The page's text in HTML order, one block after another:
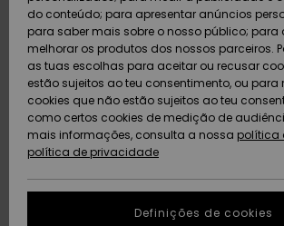
Snow
Artigos
recém-
chegados
Coleções
Neve
Artigos
recém-
chegados
Highlights
Snow
Community
Highlights
Community
DUPLA
PROMO
AJUDA
presente
Quiksilver
Freedom
Protecção de
dados
Guia de
tamanhos
SUSTAINABILITY
do conteúdo; para apresentar anúncios
para saber mais sobre o nosso público; para
melhorar os produtos dos nossos parceiros.
as tuas escolhas para aceitar ou recusar
estão sujeitos ao teu consentimento, ou para
cookies que não estão sujeitos ao teu
como certos cookies de medição de
mais informações, consulta a nossa política
política de privacidade
Definições de cookies